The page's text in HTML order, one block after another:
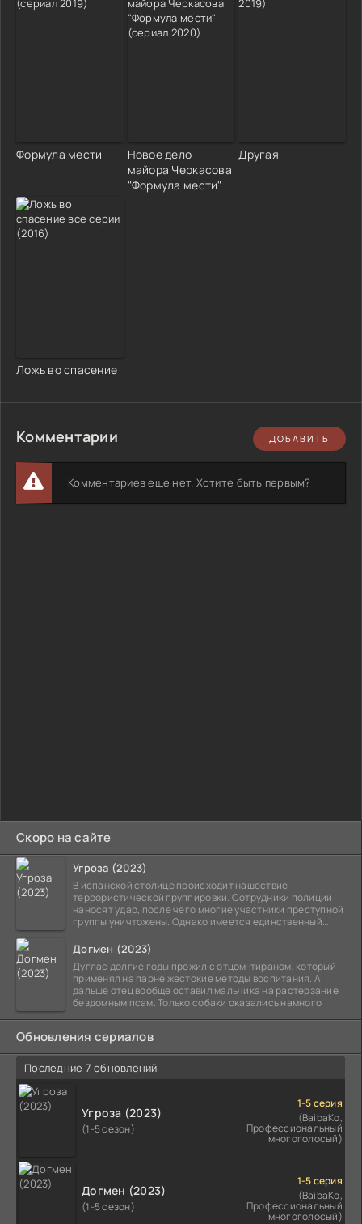
Скоро на сайте
Угроза (2023)
В испанской столице происходит нашествие
террористической группировки. Сотрудники полиции
наносят удар, после чего многие участники преступной
группы уничтожены. Однако имеется единственный
Догмен (2023)
Дуглас долгие годы прожил с отцом-тираном, который
применял на парне жестокие методы воспитания. А
дальше отец вообще оставил мальчика на растерзание
бездомным псам. Только собаки оказались намного
Обновления сериалов
Последние 7 обновлений
Угроза (2023)
(1-5 сезон)
1-5 серия
(BaibaKo,
Профессиональный
многоголосый)
Догмен (2023)
(1-5 сезон)
1-5 серия
(BaibaKo,
Профессиональный
многоголосый)
Формула мести
Новое дело
майора Черкасова
"Формула мести"
Другая
Ложь во спасение
Комментарии ДОБАВИТЬ
Комментариев еще нет. Хотите быть первым?